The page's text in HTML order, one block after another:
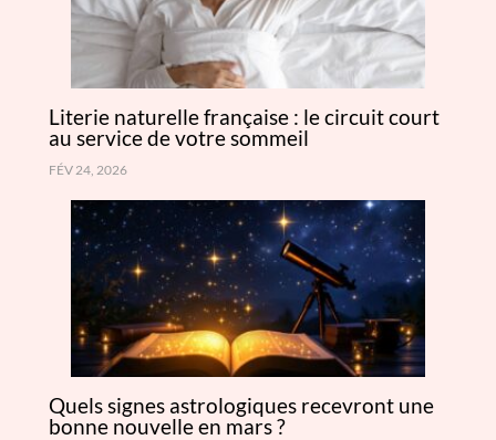
Literie naturelle française : le circuit court
au service de votre sommeil
FÉV 24, 2026
Quels signes astrologiques recevront une
bonne nouvelle en mars ?